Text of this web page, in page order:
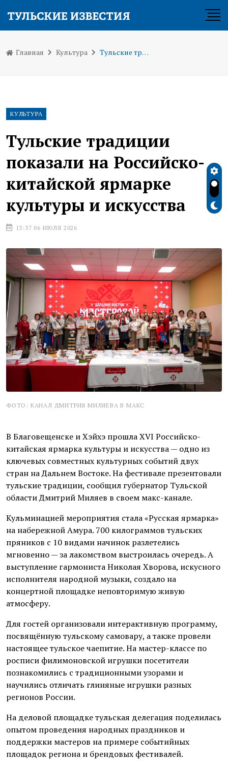
Главная Культура Тульские традиции показали на Российско-китайской ярмарке культуры и искусства
КУЛЬТУРА
Тульские традиции
показали на Российско-
китайской ярмарке
культуры и искусства
13:37 06 ИЮЛЯ 2026
ФОТО: КАНАЛ ДМИТРИЯ МИЛЯЕВА В MAКС
В Благовещенске и Хэйхэ прошла XVI Российско-
китайская ярмарка культуры и искусства — одно из
ключевых совместных культурных событий двух
стран на Дальнем Востоке. На фестивале презентовали
тульские традиции, сообщил губернатор Тульской
области Дмитрий Миляев в своем макс-канале.
Кульминацией мероприятия стала «Русская ярмарка»
на набережной Амура. 700 килограммов тульских
пряников с 10 видами начинок разлетелись
мгновенно — за лакомством выстроилась очередь. А
выступление гармониста Николая Хворова, искусного
исполнителя народной музыки, создало на
концертной площадке неповторимую живую
атмосферу.
Для гостей организовали интерактивную программу,
посвящённую тульскому самовару, а также провели
настоящее тульское чаепитие. На мастер-классе по
росписи филимоновской игрушки посетители
познакомились с традиционными узорами и
научились отличать глиняные игрушки разных
регионов России.
На деловой площадке тульская делегация поделилась
опытом проведения народных праздников и
поддержки мастеров на примере событийных
площадок региона и брендовых фестивалей.